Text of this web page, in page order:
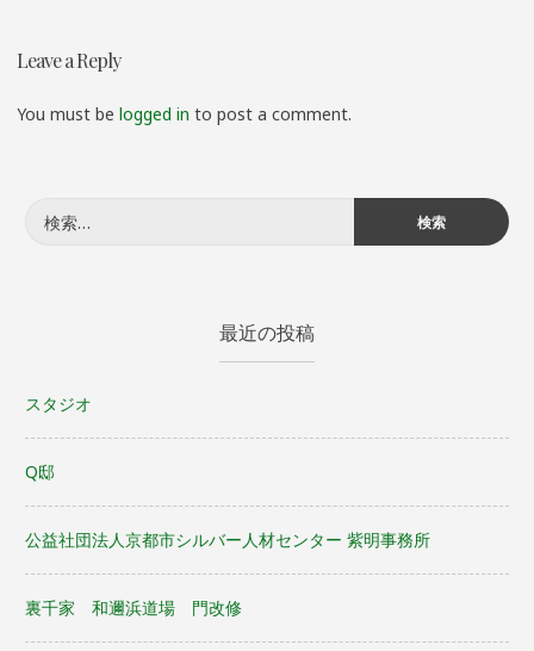
Leave a Reply
You must be logged in to post a comment.
索:
最近の投稿
スタジオ
Q邸
公益社団法人京都市シルバー人材センター 紫明事務所
裏千家 和邇浜道場 門改修